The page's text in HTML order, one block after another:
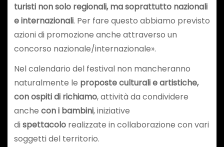
turisti non solo regionali, ma soprattutto nazionali
e internazionali. Per fare questo abbiamo previsto
azioni di promozione anche attraverso un
concorso nazionale/internazionale».
Nel calendario del festival non mancheranno
naturalmente le proposte culturali e artistiche,
con ospiti di richiamo, attività da condividere
anche con i bambini, iniziative
dispettacolorealizzate in collaborazione con vari
soggetti del territorio.